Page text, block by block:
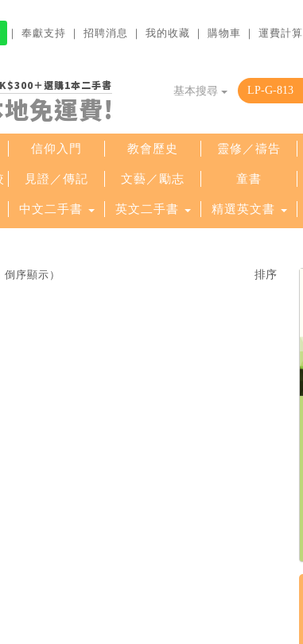
｜ 奉獻支持 ｜ 招聘消息 ｜ 我的收藏 ｜ 購物車 ｜ 運費計算
＋選購1本二手書
免運費!
基本搜尋
信仰入門 教會歷史 靈修／禱告
見證／傳記 文藝／勵志 童書
中文二手書 英文二手書 精選英文書
序顯示）